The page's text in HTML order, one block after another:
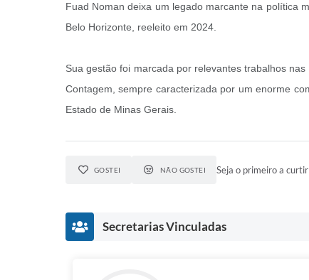
Fuad Noman deixa um legado marcante na política
Belo Horizonte, reeleito em 2024.
Sua gestão foi marcada por relevantes trabalhos
Contagem, sempre caracterizada por um enorme
Estado de Minas Gerais.
GOSTEI NÃO GOSTEI Seja o primeiro a
Secretarias Vinculadas